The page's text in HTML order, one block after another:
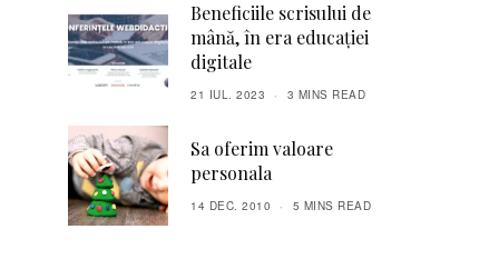
Beneficiile scrisului de
mână, în era educației
digitale
21 IUL. 2023 3 MINS READ
Sa oferim valoare
personala
14 DEC. 2010 5 MINS READ